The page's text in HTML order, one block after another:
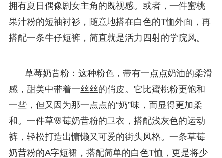
拥有夏日偶像剧女主角的既视感。或者，一件蜜桃
果汁粉的短袖衬衫，随意地搭在白色的T恤外面，再
搭配一条牛仔短裤，简直就是活力四射的学院风。
草莓奶昔粉：这种粉色，带有一点点奶油的柔滑
感，甜美中带着一丝丝的俏皮。它比蜜桃粉更饱和
一些，但又因为那一点点的“奶”味，而显得更加柔
和。一件草🌸莓奶昔粉的卫衣，搭配浅灰色的运动
裤，轻松打造出慵懒又可爱的街头风格。一条草莓
奶昔粉的A字短裙，搭配简单的白色T恤，更是将少